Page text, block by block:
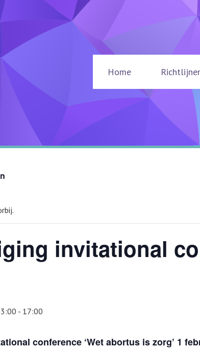
Home
invitational
- 17:00
conference ‘Wet abortus is zorg’ 1